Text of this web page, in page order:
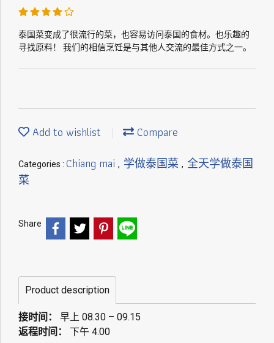
泰国菜变成了很流行的菜，也容易访问泰国的食材。也乐趣的
寻找原料！ 我们的相信烹饪是与其他人交流的最佳方式之一。
Add to wishlist Compare
Categories : Chiang mai , 学做泰国菜 , 全天学做泰国
菜
Share
Product description
接时间： 早上 08.30 – 09.15
返程时间： 下午 4.00